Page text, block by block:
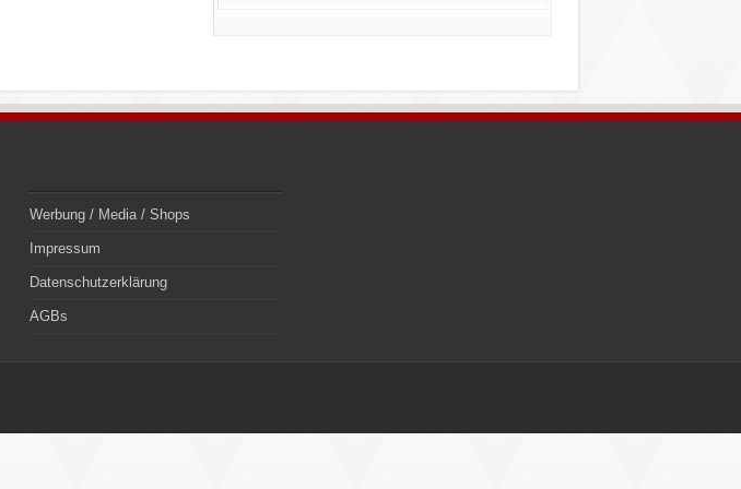
Werbung / Media / Shops
Impressum
Datenschutzerklärung
AGBs